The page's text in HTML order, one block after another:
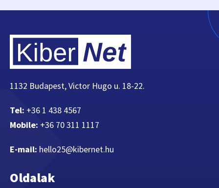
1132 Budapest, Victor Hugo u. 18-22.
Tel: +36 1 438 4567
Mobile: +36 70 311 1117
E-mail: hello25@kibernet.hu
Oldalak